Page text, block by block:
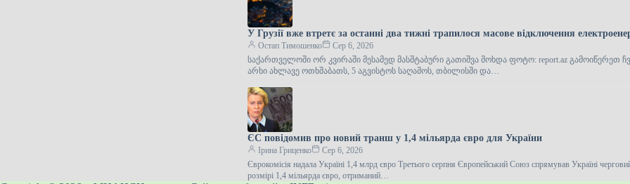
У Грузії вже втретє за останні два тижні трапилося масове відключення
Остап Тимошенко
Сер 6, 2026
საქართველოში ორ კვირაში მესამედ მასშტაბური გათიშვა მოხდა ფოტო: report.az გამოიწერეთ
არხი ახლავე ოთხშაბათს, 5 აგვისტოს საღამოს, თბილისში და…
ЄС повідомив про новий транш у 1,4 мільярда євро для України
Ірина Гриценко
Сер 6, 2026
Єврокомісія надала Україні 1,4 млрд євро Третього серпня Європейський Союз спрямував Україні
розмірі 1,4 мільярда євро, отриманий…